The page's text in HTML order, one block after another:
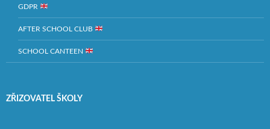
GDPR
AFTER SCHOOL CLUB
SCHOOL CANTEEN
ZŘIZOVATEL ŠKOLY